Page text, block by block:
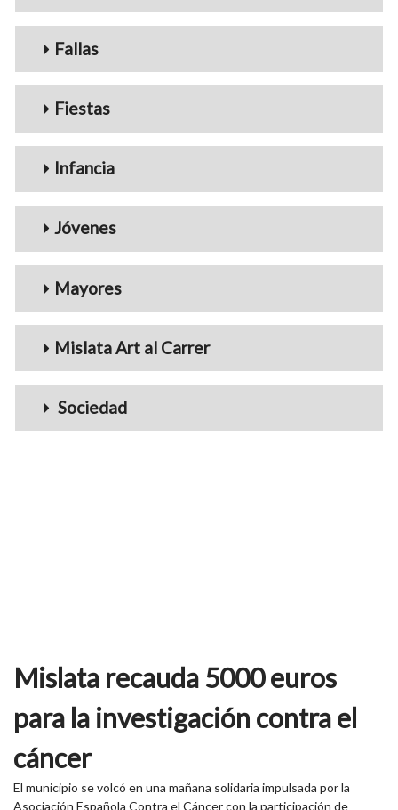
Fallas
Fiestas
Infancia
Jóvenes
Mayores
Mislata Art al Carrer
Sociedad
Mislata recauda 5000 euros
para la investigación contra el
cáncer
El municipio se volcó en una mañana solidaria impulsada por la
Asociación Española Contra el Cáncer con la participación de